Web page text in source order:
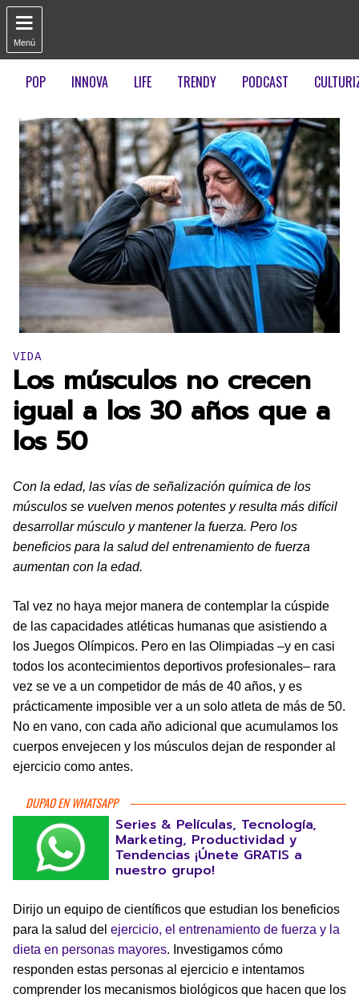

Menú
POP INNOVA LIFE TRENDY PODCAST
Publicado en:
VIDA
Los músculos no crecen
igual a los 30 años que a
los 50
Con la edad, las vías de señalización química de los
músculos se vuelven menos potentes y resulta más difícil
desarrollar músculo y mantener la fuerza. Pero los
beneficios para la salud del entrenamiento de fuerza
aumentan con la edad.
Tal vez no haya mejor manera de contemplar la cúspide
de las capacidades atléticas humanas que asistiendo a
los Juegos Olímpicos. Pero en las Olimpiadas –y en casi
todos los acontecimientos deportivos profesionales– rara
vez se ve a un competidor de más de 40 años, y es
prácticamente imposible ver a un solo atleta de más de 50.
No en vano, con cada año adicional que acumulamos los
cuerpos envejecen y los músculos dejan de responder al
ejercicio como antes.
DUPAO EN WHATSAPP
Series & Películas, Tecnología,
Marketing, Productividad y
Tendencias ¡Únete GRATIS a
nuestro grupo!
Dirijo un equipo de científicos que estudian los beneficios
para la salud del ejercicio, el entrenamiento de fuerza y la
dieta en personas mayores. Investigamos cómo
responden estas personas al ejercicio e intentamos
comprender los mecanismos biológicos que hacen que los